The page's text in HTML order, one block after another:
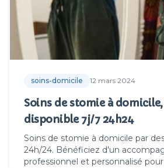
soins-domicile 12 mars 2024
Soins de stomie à
disponible 7j/7 24h24
Soins de stomie à domicile par
24h/24. Bénéficiez d'un
professionnel et personnalisé